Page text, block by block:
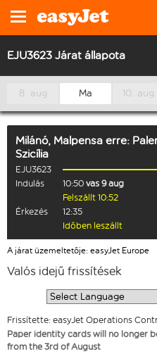
EJU3623 Járat állapota
8. aug Ma 10. aug
Milánó, Malpensa erre:
Szicília
EJU3623
Indulás
10:50 vas 9 aug
Felszállt 10:52
Érkezés
12:35
Időben leszállt
A járat üzemeltetője: easyJet Europe
Valós idejű frissítések
Frissítette: easyJet Operations
Paper identity cards will no longer
from the 3rd of August